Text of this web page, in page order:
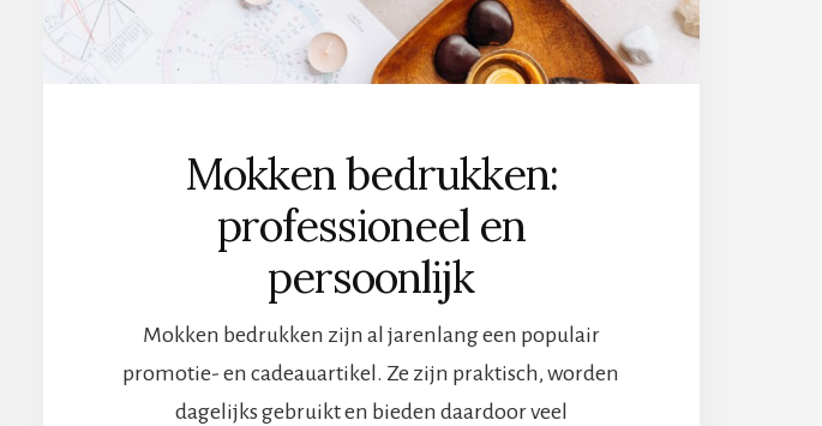
Mokken bedrukken:
professioneel en
persoonlijk
Mokken bedrukken zijn al jarenlang een populair
promotie- en cadeauartikel. Ze zijn praktisch, worden
dagelijks gebruikt en bieden daardoor veel